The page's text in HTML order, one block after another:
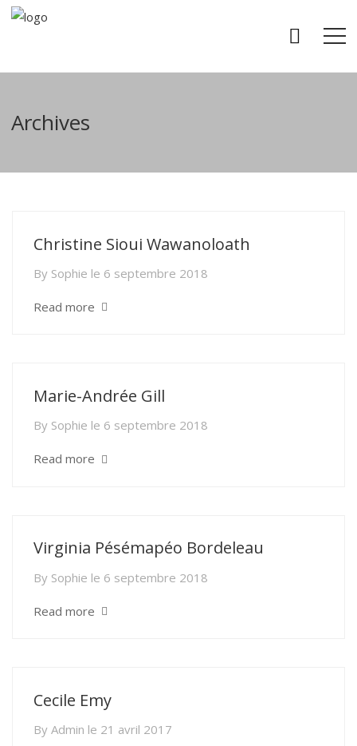
Archives
Christine Sioui Wawanoloath
By Sophie le 6 septembre 2018
Read more
Marie-Andrée Gill
By Sophie le 6 septembre 2018
Read more
Virginia Pésémapéo Bordeleau
By Sophie le 6 septembre 2018
Read more
Cecile Emy
By Admin le 21 avril 2017